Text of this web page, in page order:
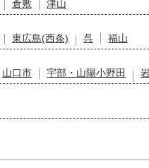
倉敷
津山
東広島(西条) 呉
福山
山口市 宇部・山陽小野田